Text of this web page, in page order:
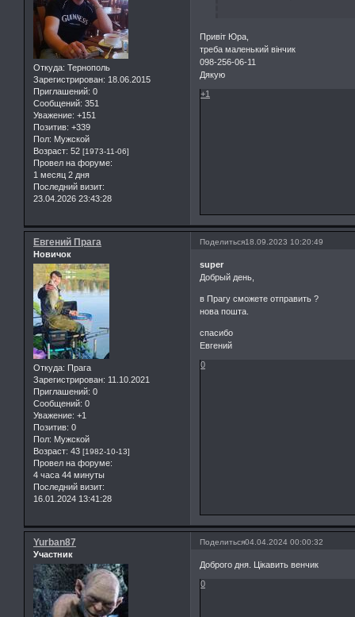
Откуда: Тернополь
Зарегистрирован: 18.06.2015
Приглашений: 0
Сообщений: 351
Уважение: +151
Позитив: +339
Пол: Мужской
Возраст: 52 [1973-11-06]
Провел на форуме:
1 месяц 2 дня
Последний визит:
23.04.2026 23:43:28
Привіт Юра,
треба маленький вінчик
098-256-06-11
Дякую
+1
Поделиться18.09.2023 10:20:49
Евгений Прага
Новичок
Откуда: Прага
Зарегистрирован: 11.10.2021
Приглашений: 0
Сообщений: 0
Уважение: +1
Позитив: 0
Пол: Мужской
Возраст: 43 [1982-10-13]
Провел на форуме:
4 часа 44 минуты
Последний визит:
16.01.2024 13:41:28
super
Добрый день,
в Прагу сможете отправить ?
нова пошта.
спасибо
Евгений
0
Поделиться04.04.2024 00:00:32
Yurban87
Участник
Доброго дня. Цікавить венчик
0